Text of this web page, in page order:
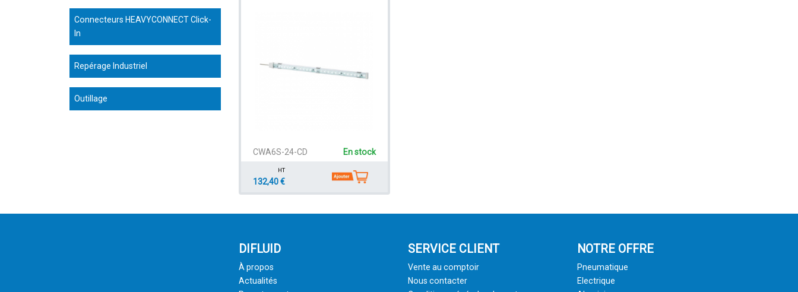
Connecteurs HEAVYCONNECT Click-
In
Repérage Industriel
Outillage
CWA6S-24-CD En stock
HT
132,40 €
DIFLUID
À propos
Actualités
SERVICE CLIENT
Vente au comptoir
Nous contacter
NOTRE OFFRE
Pneumatique
Electrique